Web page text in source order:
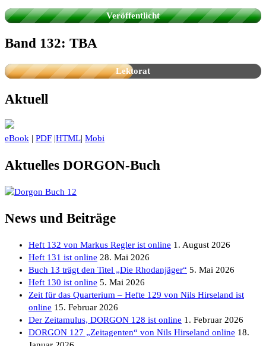
Universum
Veröffentlicht
Band 132: TBA
Lektorat
Aktuell
eBook | PDF |HTML| Mobi
Aktuelles DORGON-Buch
News und Beiträge
Heft 132 von Markus Regler ist online 1. August 2026
Heft 131 ist online 28. Mai 2026
Buch 13 trägt den Titel „Die Rhodanjäger“ 5. Mai 2026
Heft 130 ist online 5. Mai 2026
Zeit für das Quarterium – Hefte 129 von Nils Hirseland ist
online 15. Februar 2026
Der Zeitamulus, DORGON 128 ist online 1. Februar 2026
DORGON 127 „Zeitagenten“ von Nils Hirseland online 18.